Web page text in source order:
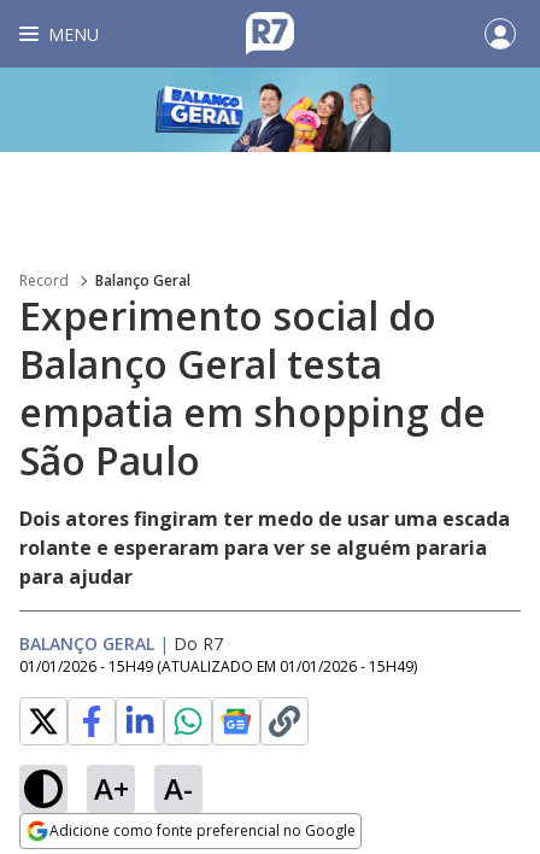
MENU
Record Balanço Geral
Experimento social do
Balanço Geral testa
empatia em shopping de
São Paulo
Dois atores fingiram ter medo de usar uma escada
rolante e esperaram para ver se alguém pararia
para ajudar
BALANÇO GERAL | Do R7
01/01/2026 - 15H49 (ATUALIZADO EM 01/01/2026 - 15H49)
A+ A-
Adicione como fonte preferencial no Google
Ativar
Loaded:
8.21%